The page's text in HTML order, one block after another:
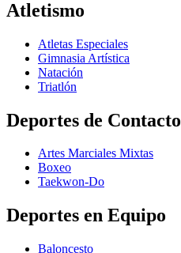
Atletismo
Atletas Especiales
Gimnasia Artística
Natación​
Triatlón​
Deportes de Contacto
Artes Marciales Mixtas
Boxeo
Taekwon-Do
Deportes en Equipo
Baloncesto